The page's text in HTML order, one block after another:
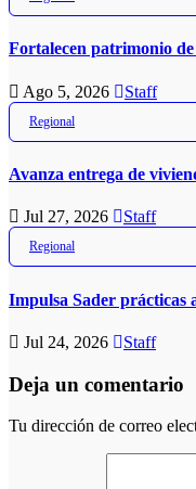
Fortalecen patrimonio
Ago 5, 2026 Staff
Regional
Avanza entrega de
Jul 27, 2026 Staff
Regional
Impulsa Sader prácticas
Jul 24, 2026 Staff
Deja un comentario
Tu dirección de correo